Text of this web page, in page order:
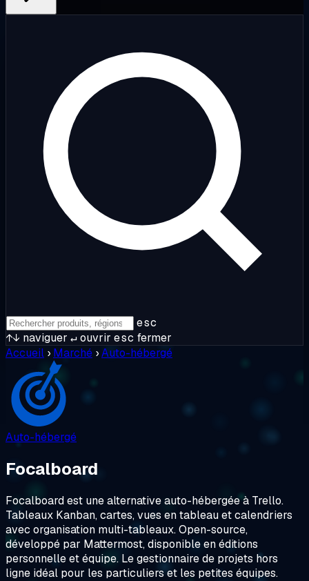
esc
↑↓ naviguer ↵ouvrir esc fermer
Accueil › Marché ›Auto-hébergé
Auto-hébergé
Focalboard
Focalboard est une alternative auto-hébergée à Trello.
Tableaux Kanban, cartes, vues en tableau et calendriers
avec organisation multi-tableaux. Open-source,
développé par Mattermost, disponible en éditions
personnelle et équipe. Le gestionnaire de projets hors
ligne idéal pour les particuliers et les petites équipes.